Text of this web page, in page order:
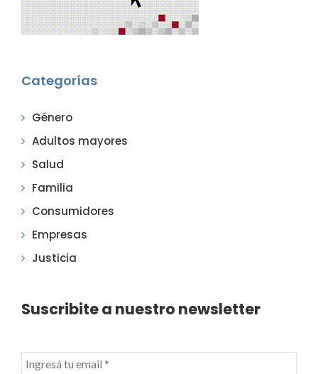
Categorías
Género
Adultos mayores
Salud
Familia
Consumidores
Empresas
Justicia
Suscribite a nuestro newsletter